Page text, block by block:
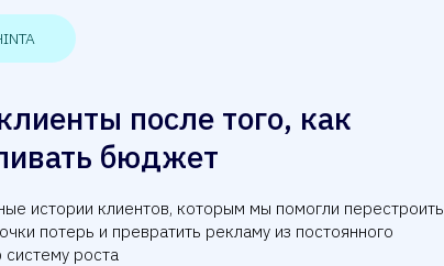
истории клиентов, которым мы помогли перестроить
потерь и превратить рекламу из постоянного
роста
после того, как
бюджет